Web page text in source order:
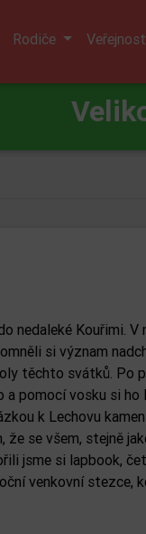
Rodiče Veřejnost
nedaleké Kouřimi.
si význam
těchto svátků. Po
pomocí vosku si
k Lechovu
se všem, stejně
jsme si lapbook,
venkovní stezce,